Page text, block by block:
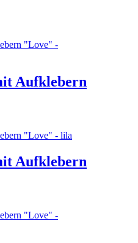
Aufklebern
Aufklebern